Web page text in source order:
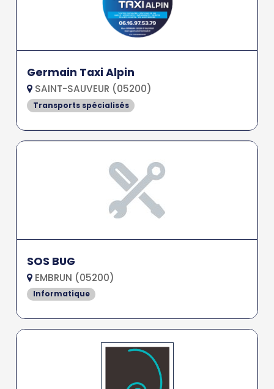
Germain Taxi Alpin
SAINT-SAUVEUR (05200)
Transports spécialisés
SOS BUG
EMBRUN (05200)
Informatique